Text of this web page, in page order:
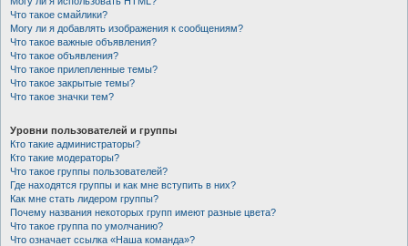
Что такое смайлики?
Могу ли я добавлять изображения к сообщениям?
Что такое важные объявления?
Что такое объявления?
Что такое прилепленные темы?
Что такое закрытые темы?
Что такое значки тем?
Уровни пользователей и группы
Кто такие администраторы?
Кто такие модераторы?
Что такое группы пользователей?
Где находятся группы и как мне вступить в них?
Как мне стать лидером группы?
Почему названия некоторых групп имеют разные цвета?
Что такое группа по умолчанию?
Что означает ссылка «Наша команда»?